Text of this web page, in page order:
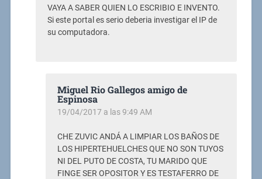
VAYA A SABER QUIEN LO ESCRIBIO E INVENTO.
Si este portal es serio deberia investigar el IP de
su computadora.
Miguel Rio Gallegos amigo de
Espinosa
19/04/2017 a las 9:49 AM
CHE ZUVIC ANDÁ A LIMPIAR LOS BAÑOS DE
LOS HIPERTEHUELCHES QUE NO SON TUYOS
NI DEL PUTO DE COSTA, TU MARIDO QUE
FINGE SER OPOSITOR Y ES TESTAFERRO DE